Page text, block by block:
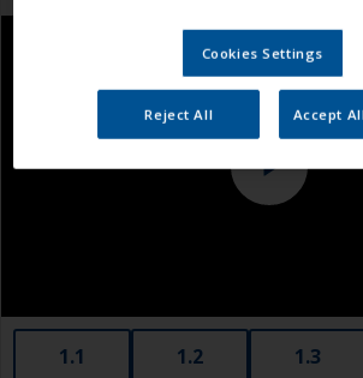
1.1 1.2 1.3
Cookies Settings
Reject All Accept